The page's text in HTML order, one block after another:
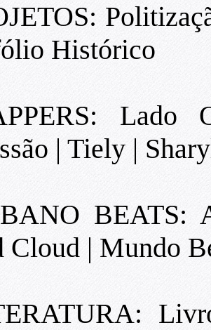
Histórico
Lado
| Tiely |
BEATS:
Cloud | Mundo